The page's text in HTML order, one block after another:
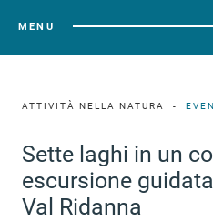
MENU
ATTIVITÀ NELLA NATURA
Sette laghi in un
escursione
Val Ridanna